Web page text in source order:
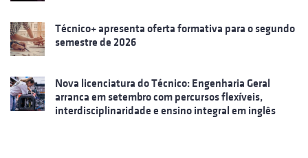
Técnico+ apresenta oferta formativa para o segundo
semestre de 2026
Nova licenciatura do Técnico: Engenharia Geral
arranca em setembro com percursos flexíveis,
interdisciplinaridade e ensino integral em inglês